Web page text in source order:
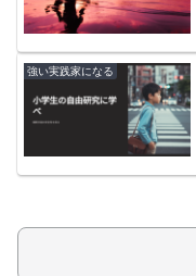
強い実践家になる